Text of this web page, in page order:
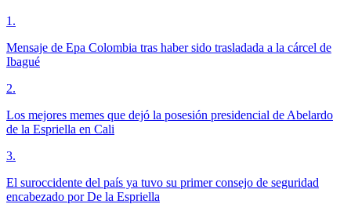
1 .
Mensaje de Epa Colombia tras haber sido trasladada a la cárcel de
Ibagué
2.
Los mejores memes que dejó la posesión presidencial de Abelardo
de la Espriella en Cali
3.
El suroccidente del país ya tuvo su primer consejo de seguridad
encabezado por De la Espriella